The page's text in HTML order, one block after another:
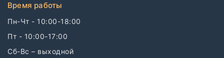
Время работы
Пн-Чт - 10:00-18:00
Пт - 10:00-17:00
Сб-Вс – выходной